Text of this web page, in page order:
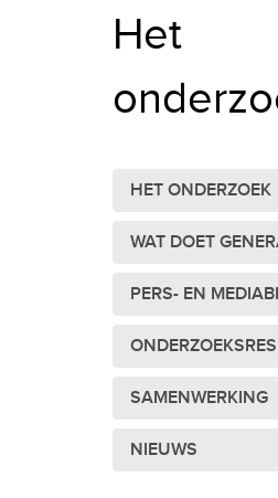
Het
HET ONDERZOEK
WAT DOET
PERS- EN
SAMENWERKING
NIEUWS